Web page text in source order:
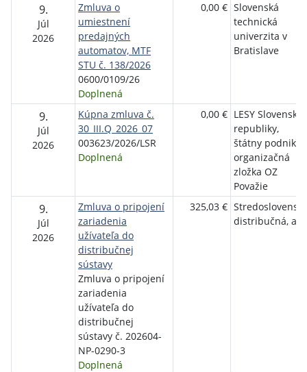
9.
Júl
2026
Zmluva o
umiestnení
predajných
automatov, MTF
STU č. 138/2026
0600/0109/26
Doplnená
0,00 € Slovenská
technická
univerzita v
Bratislave
9.
Júl
2026
Kúpna zmluva č.
30_III.Q_2026_07
003623/2026/LSR
Doplnená
0,00 € LESY Slovenskej
republiky,
štátny podnik,
organizačná
zložka OZ
Považie
9.
Júl
2026
Zmluva o pripojení
zariadenia
užívateľa do
distribučnej
sústavy
Zmluva o pripojení
zariadenia
užívateľa do
distribučnej
sústavy č. 202604-
NP-0290-3
Doplnená
325,03 €
distribučná, a.s.